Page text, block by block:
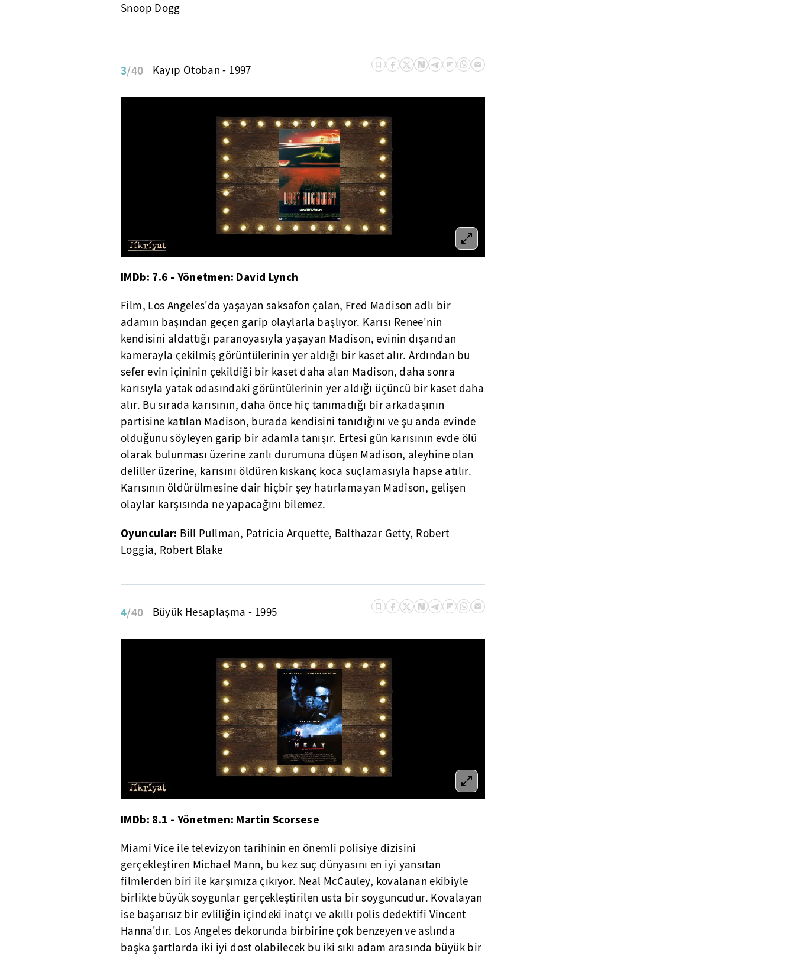
Snoop Dogg
3/40 Kayıp Otoban - 1997
IMDb: 7.6 - Yönetmen: David Lynch
Film, Los Angeles'da yaşayan saksafon çalan, Fred Madison adlı bir
adamın başından geçen garip olaylarla başlıyor. Karısı Renee'nin
kendisini aldattığı paranoyasıyla yaşayan Madison, evinin dışarıdan
kamerayla çekilmiş görüntülerinin yer aldığı bir kaset alır. Ardından bu
sefer evin içininin çekildiği bir kaset daha alan Madison, daha sonra
karısıyla yatak odasındaki görüntülerinin yer aldığı üçüncü bir kaset daha
alır. Bu sırada karısının, daha önce hiç tanımadığı bir arkadaşının
partisine katılan Madison, burada kendisini tanıdığını ve şu anda evinde
olduğunu söyleyen garip bir adamla tanışır. Ertesi gün karısının evde ölü
olarak bulunması üzerine zanlı durumuna düşen Madison, aleyhine olan
deliller üzerine, karısını öldüren kıskanç koca suçlamasıyla hapse atılır.
Karısının öldürülmesine dair hiçbir şey hatırlamayan Madison, gelişen
olaylar karşısında ne yapacağını bilemez.
Oyuncular: Bill Pullman, Patricia Arquette, Balthazar Getty, Robert
Loggia, Robert Blake
4/40 Büyük Hesaplaşma - 1995
IMDb: 8.1 - Yönetmen: Martin Scorsese
Miami Vice ile televizyon tarihinin en önemli polisiye dizisini
gerçekleştiren Michael Mann, bu kez suç dünyasını en iyi yansıtan
filmlerden biri ile karşımıza çıkıyor. Neal McCauley, kovalanan ekibiyle
birlikte büyük soygunlar gerçekleştirilen usta bir soyguncudur. Kovalayan
ise başarısız bir evliliğin içindeki inatçı ve akıllı polis dedektifi Vincent
Hanna'dır. Los Angeles dekorunda birbirine çok benzeyen ve aslında
başka şartlarda iki iyi dost olabilecek bu iki sıkı adam arasında büyük bir